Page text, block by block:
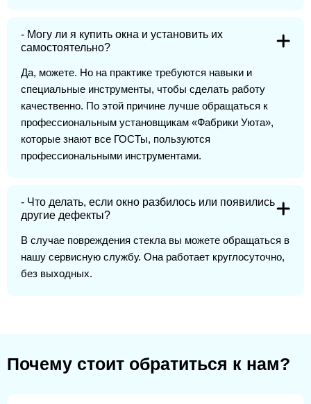
- Могу ли я купить окна и установить их
самостоятельно?
Да, можете. Но на практике требуются навыки и
специальные инструменты, чтобы сделать работу
качественно. По этой причине лучше обращаться к
профессиональным установщикам «Фабрики Уюта»,
которые знают все ГОСТы, пользуются
профессиональными инструментами.
- Что делать, если окно разбилось или появились
другие дефекты?
В случае повреждения стекла вы можете обращаться в
нашу сервисную службу. Она работает круглосуточно,
без выходных.
Почему стоит обратиться к нам?